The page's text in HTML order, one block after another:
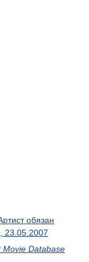
обязан
23.05.2007
Movie Database